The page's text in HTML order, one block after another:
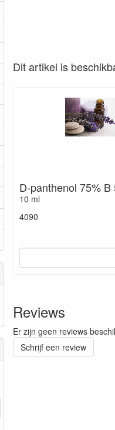
Dit artikel is
D-panthenol 75% B
10 ml
4090
Reviews
Er zijn geen reviews
Schrijf een review